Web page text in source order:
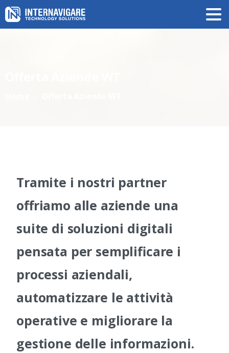
Tramite i nostri partner
offriamo alle aziende una
suite di soluzioni digitali
pensata per semplificare i
processi aziendali,
automatizzare le attività
operative e migliorare la
gestione delle informazioni.